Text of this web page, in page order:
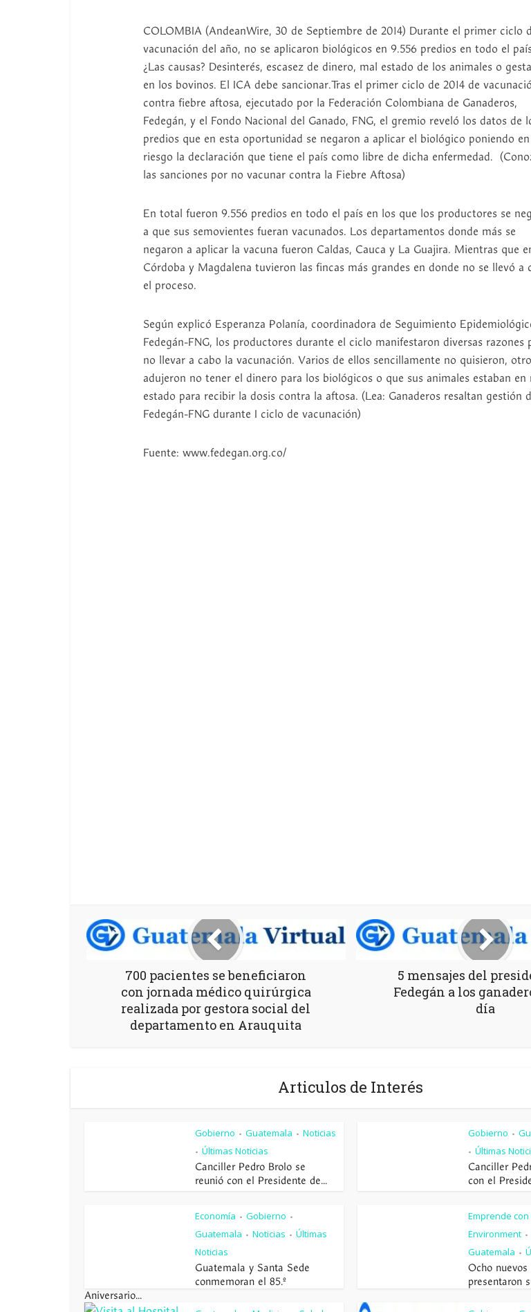
COLOMBIA (AndeanWire, 30 de Septiembre de 2014) Durante el primer ciclo
vacunación del año, no se aplicaron biológicos en 9.556 predios en todo el
¿Las causas? Desinterés, escasez de dinero, mal estado de los animales o
en los bovinos. El ICA debe sancionar.Tras el primer ciclo de 2014 de
contra fiebre aftosa, ejecutado por la Federación Colombiana de Ganaderos,
Fedegán, y el Fondo Nacional del Ganado, FNG, el gremio reveló los datos de
predios que en esta oportunidad se negaron a aplicar el biológico poniendo en
riesgo la declaración que tiene el país como libre de dicha enfermedad.
las sanciones por no vacunar contra la Fiebre Aftosa)
En total fueron 9.556 predios en todo el país en los que los productores se
a que sus semovientes fueran vacunados. Los departamentos donde más se
negaron a aplicar la vacuna fueron Caldas, Cauca y La Guajira. Mientras que
Córdoba y Magdalena tuvieron las fincas más grandes en donde no se llevó a
el proceso.
Según explicó Esperanza Polanía, coordinadora de Seguimiento
Fedegán-FNG, los productores durante el ciclo manifestaron diversas razones
no llevar a cabo la vacunación. Varios de ellos sencillamente no quisieron,
adujeron no tener el dinero para los biológicos o que sus animales estaban en
estado para recibir la dosis contra la aftosa. (Lea: Ganaderos resaltan gestión
Fedegán-FNG durante I ciclo de vacunación)
Fuente: www.fedegan.org.co/
700 pacientes se beneficiaron
con jornada médico quirúrgica
realizada por gestora social del
departamento en Arauquita
5 mensajes del
Fedegán a los
día
Articulos de Interés
Gobierno • Guatemala • Noticias
• Últimas Noticias
Canciller Pedro Brolo se
reunió con el Presidente de...
Gobierno •
• Últimas
Canciller
con el
Economía • Gobierno •
Guatemala • Noticias • Últimas
Noticias
Guatemala y Santa Sede
conmemoran el 85.º
Aniversario...
Emprende con
Environment •
Guatemala •
Ocho
presentaron